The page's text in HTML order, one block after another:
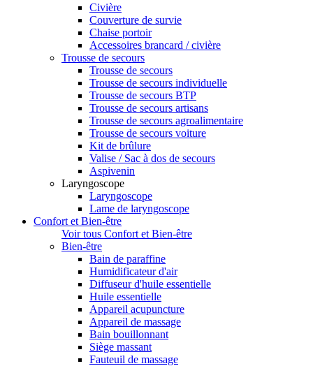
Civière
Couverture de survie
Chaise portoir
Accessoires brancard / civière
Trousse de secours
Trousse de secours
Trousse de secours individuelle
Trousse de secours BTP
Trousse de secours artisans
Trousse de secours agroalimentaire
Trousse de secours voiture
Kit de brûlure
Valise / Sac à dos de secours
Aspivenin
Laryngoscope
Laryngoscope
Lame de laryngoscope
Confort et Bien-être
Voir tous Confort et Bien-être
Bien-être
Bain de paraffine
Humidificateur d'air
Diffuseur d'huile essentielle
Huile essentielle
Appareil acupuncture
Appareil de massage
Bain bouillonnant
Siège massant
Fauteuil de massage